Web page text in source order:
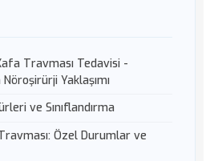
Travması Tedavisi -
Yaklaşımı
ve Sınıflandırma
Özel Durumlar ve